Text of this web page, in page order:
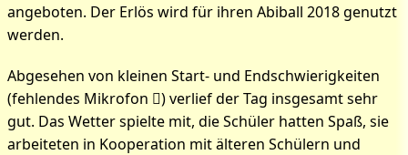
angeboten. Der Erlös wird für ihren Abiball 2018 genutzt
werden.
Abgesehen von kleinen Start- und Endschwierigkeiten
(fehlendes Mikrofon ) verlief der Tag insgesamt sehr
gut. Das Wetter spielte mit, die Schüler hatten Spaß, sie
arbeiteten in Kooperation mit älteren Schülern und